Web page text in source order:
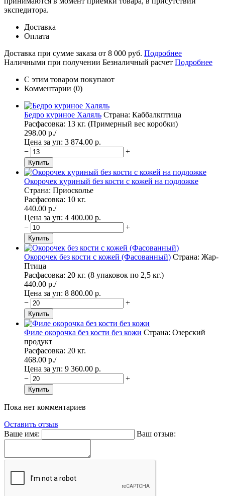
экспедитора.
Доставка
Оплата
Доставка при сумме заказа от 8 000 руб. Подробнее
Наличными при получении Безналичный расчет Подробнее
С этим товаром покупают
Комментарии (0)
Бедро куриное Халяль Страна: Каббалкптица
Расфасовка: 13 кг. (Примерный вес коробки)
298.00 p./
Цена за уп: 3 874.00 p.
−
+
Окорочек куриный без кости с кожей на подложке
Страна: Приосколье
Расфасовка: 10 кг.
440.00 p./
Цена за уп: 4 400.00 p.
−
+
Окорочек без кости с кожей (Фасованный) Страна: Жар-
Птица
Расфасовка: 20 кг. (8 упаковок по 2,5 кг.)
440.00 p./
Цена за уп: 8 800.00 p.
−
+
Филе окорочка без кости без кожи Страна: Озерский
продукт
Расфасовка: 20 кг.
468.00 p./
Цена за уп: 9 360.00 p.
−
+
Пока нет комментариев
Оставить отзыв
Ваше имя:
Ваш отзыв: